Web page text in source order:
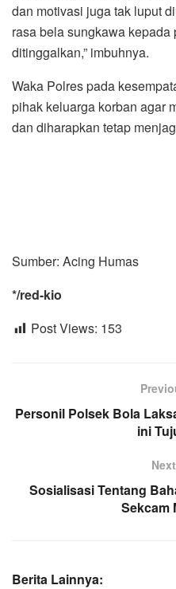
dan motivasi juga tak luput
rasa bela sungkawa
ditinggalkan,” imbuhnya.
Waka Polres pada
pihak keluarga korban agar
dan diharapkan tetap
Sumber: Acing Humas
*/red-kio
Post Views: 153
Personil Polsek Bola
ini
Sosialisasi Tentang
Sekcam
Berita Lainnya: